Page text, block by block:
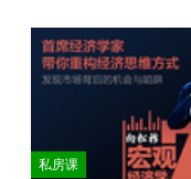
私房课